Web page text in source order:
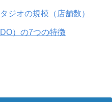
ジオの規模（店舗数）
）の7つの特徴